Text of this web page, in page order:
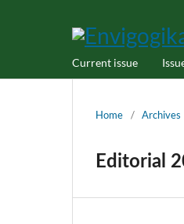
Current issue
Home / Archives
Editorial